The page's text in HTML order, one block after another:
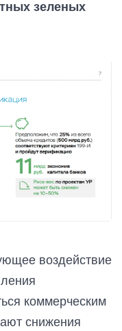
зеленых
воздействие
коммерческим
снижения